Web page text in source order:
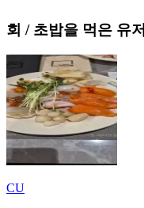
회 / 초밥을 먹은 유
CU